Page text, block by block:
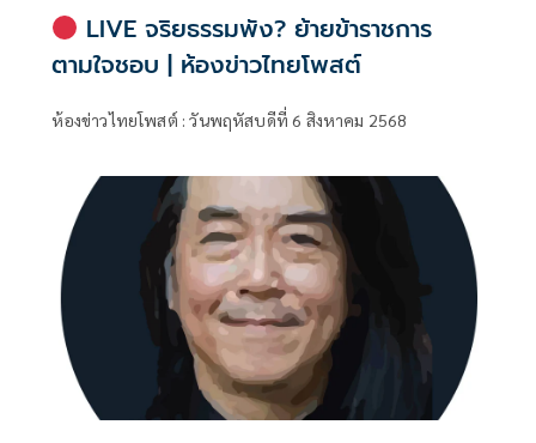
LIVE จริยธรรมพัง? ย้ายข้าราชการ
ตามใจชอบ | ห้องข่าวไทยโพสต์
ห้องข่าวไทยโพสต์ : วันพฤหัสบดีที่ 6 สิงหาคม 2568